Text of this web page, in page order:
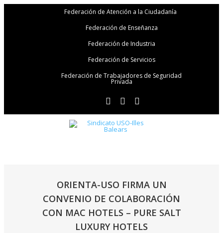
Federación de Atención a la Ciudadanía
Federación de Enseñanza
Federación de Industria
Federación de Servicios
Federación de Trabajadores de Seguridad
Privada
ORIENTA-USO FIRMA UN
CONVENIO DE COLABORACIÓN
CON MAC HOTELS – PURE SALT
LUXURY HOTELS